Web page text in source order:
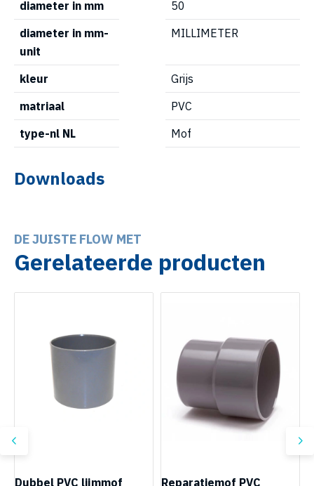
diameter in mm
50
diameter in mm-
unit
MILLIMETER
kleur
Grijs
matriaal
PVC
type-nl NL
Mof
Downloads
DE JUISTE FLOW MET
Gerelateerde producten
Dubbel PVC lijmmof Reparatiemof PVC